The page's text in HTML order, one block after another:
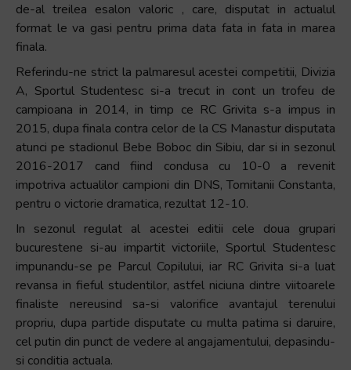
de-al treilea esalon valoric , care, disputat in actualul
format le va gasi pentru prima data fata in fata in marea
finala.
Referindu-ne strict la palmaresul acestei competitii, Divizia
A, Sportul Studentesc si-a trecut in cont un trofeu de
campioana in 2014, in timp ce RC Grivita s-a impus in
2015, dupa finala contra celor de la CS Manastur disputata
atunci pe stadionul Bebe Boboc din Sibiu, dar si in sezonul
2016-2017 cand fiind condusa cu 10-0 a revenit
impotriva actualilor campioni din DNS, Tomitanii Constanta,
pentru o victorie dramatica, rezultat 12-10.
In sezonul regulat al acestei editii cele doua grupari
bucurestene si-au impartit victoriile, Sportul Studentesc
impunandu-se pe Parcul Copilului, iar RC Grivita si-a luat
revansa in fieful studentilor, astfel niciuna dintre viitoarele
finaliste nereusind sa-si valorifice avantajul terenului
propriu, dupa partide disputate cu multa patima si daruire,
cel putin din punct de vedere al angajamentului, depasindu-
si conditia actuala.